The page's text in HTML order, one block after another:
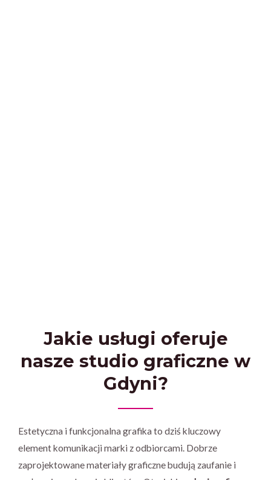
Jakie usługi oferuje
nasze studio graficzne w
Gdyni?
Estetyczna i funkcjonalna grafika to dziś kluczowy
element komunikacji marki z odbiorcami. Dobrze
zaprojektowane materiały graficzne budują zaufanie i